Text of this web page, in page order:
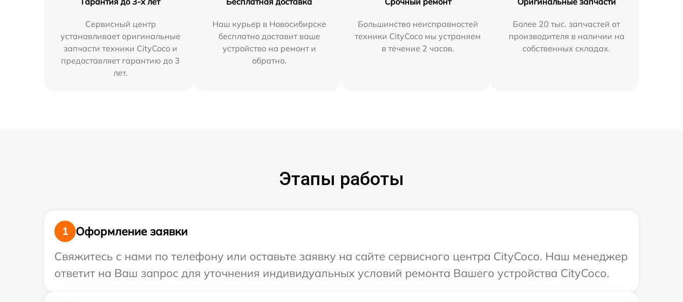
Сервисный центр
устанавливает оригинальные
запчасти техники CityCoco и
предоставляет гарантию до 3
лет.
Наш курьер в Новосибирске
бесплатно доставит ваше
устройство на ремонт и
обратно.
Большинство неисправностей
техники CityCoco мы устраняем
в течение 2 часов.
Более 20 тыс. запчастей от
производителя в наличии на
собственных складах.
Этапы работы
1
Оформление заявки
Свяжитесь с нами по телефону или оставьте заявку на сайте сервисного центра CityCoco. Наш менеджер
ответит на Ваш запрос для уточнения индивидуальных условий ремонта Вашего устройства CityCoco.